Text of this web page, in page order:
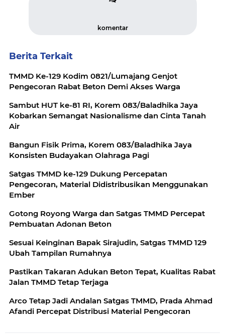
komentar
Berita Terkait
TMMD Ke-129 Kodim 0821/Lumajang Genjot
Pengecoran Rabat Beton Demi Akses Warga
Sambut HUT ke-81 RI, Korem 083/Baladhika Jaya
Kobarkan Semangat Nasionalisme dan Cinta Tanah
Air
Bangun Fisik Prima, Korem 083/Baladhika Jaya
Konsisten Budayakan Olahraga Pagi
Satgas TMMD ke-129 Dukung Percepatan
Pengecoran, Material Didistribusikan Menggunakan
Ember
Gotong Royong Warga dan Satgas TMMD Percepat
Pembuatan Adonan Beton
Sesuai Keinginan Bapak Sirajudin, Satgas TMMD 129
Ubah Tampilan Rumahnya
Pastikan Takaran Adukan Beton Tepat, Kualitas Rabat
Jalan TMMD Tetap Terjaga
Arco Tetap Jadi Andalan Satgas TMMD, Prada Ahmad
Afandi Percepat Distribusi Material Pengecoran